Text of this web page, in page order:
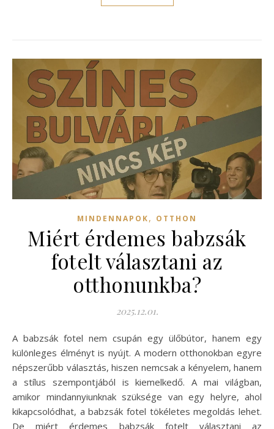
MINDENNAPOK, OTTHON
Miért érdemes babzsák
fotelt választani az
otthonunkba?
2025.12.01.
A babzsák fotel nem csupán egy ülőbútor, hanem egy
különleges élményt is nyújt. A modern otthonokban egyre
népszerűbb választás, hiszen nemcsak a kényelem, hanem
a stílus szempontjából is kiemelkedő. A mai világban,
amikor mindannyiunknak szüksége van egy helyre, ahol
kikapcsolódhat, a babzsák fotel tökéletes megoldás lehet.
De miért érdemes babzsák fotelt választani az